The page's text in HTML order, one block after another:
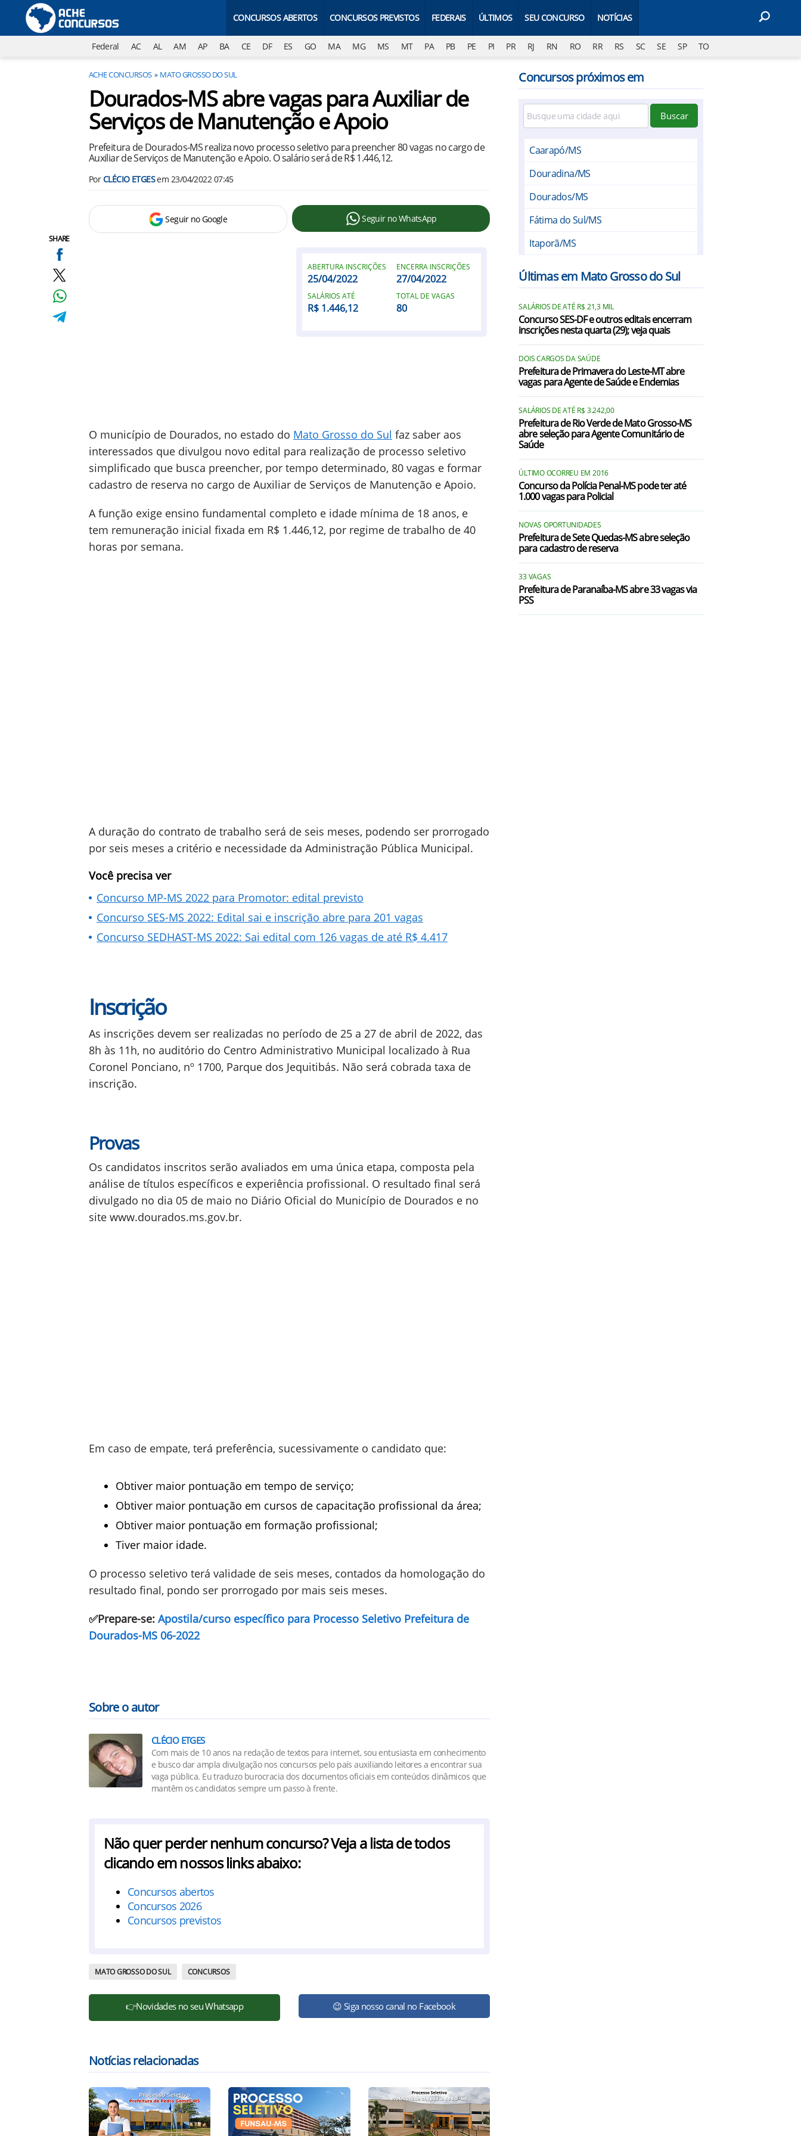
CONCURSOS ABERTOS CONCURSOS PREVISTOS FEDERAIS ÚLTIMOS SEU CONCURSO NOTÍCIAS
Federal AC AL AM AP BA CE DF ES GO MA MG MS MT PA PB PE PI PR RJ RN RO RR RS SC SE SP TO
ACHE CONCURSOS MATO GROSSO DO SUL
SHARE
Dourados-MS abre vagas para Auxiliar de
Serviços de Manutenção e Apoio
Prefeitura de Dourados-MS realiza novo processo seletivo para preencher 80 vagas no cargo de
Auxiliar de Serviços de Manutenção e Apoio. O salário será de R$ 1.446,12.
PorCLÉCIO ETGESem 23/04/2022 07:45
Seguir no Google Seguir no WhatsApp
O município de Dourados, no estado do Mato Grosso do Sul faz saber aos
interessados que divulgou novo edital para realização de processo seletivo
simplificado que busca preencher, por tempo determinado, 80 vagas e formar
cadastro de reserva no cargo de Auxiliar de Serviços de Manutenção e Apoio.
ABERTURA INSCRIÇÕES
25/04/2022
ENCERRA INSCRIÇÕES
27/04/2022
SALÁRIOS ATÉ
R$ 1.446,12
TOTAL DE VAGAS
80
A função exige ensino fundamental completo e idade mínima de 18 anos, e
tem remuneração inicial fixada em R$ 1.446,12, por regime de trabalho de 40
horas por semana.
A duração do contrato de trabalho será de seis meses, podendo ser prorrogado
por seis meses a critério e necessidade da Administração Pública Municipal.
Você precisa ver
Concurso MP-MS 2022 para Promotor: edital previsto
Concurso SES-MS 2022: Edital sai e inscrição abre para 201 vagas
Concurso SEDHAST-MS 2022: Sai edital com 126 vagas de até R$ 4.417
Inscrição
As inscrições devem ser realizadas no período de 25 a 27 de abril de 2022, das
8h às 11h, no auditório do Centro Administrativo Municipal localizado à Rua
Coronel Ponciano, nº 1700, Parque dos Jequitibás. Não será cobrada taxa de
inscrição.
Provas
Os candidatos inscritos serão avaliados em uma única etapa, composta pela
análise de títulos específicos e experiência profissional. O resultado final será
divulgado no dia 05 de maio no Diário Oficial do Município de Dourados e no
site www.dourados.ms.gov.br.
Em caso de empate, terá preferência, sucessivamente o candidato que:
Obtiver maior pontuação em tempo de serviço;
Obtiver maior pontuação em cursos de capacitação profissional da área;
Obtiver maior pontuação em formação profissional;
Tiver maior idade.
O processo seletivo terá validade de seis meses, contados da homologação do
resultado final, pondo ser prorrogado por mais seis meses.
✅Prepare-se: Apostila/curso específico para Processo Seletivo Prefeitura de
Dourados-MS 06-2022
Sobre o autor
CLÉCIO ETGES
Com mais de 10 anos na redação de textos para internet, sou entusiasta em conhecimento
e busco dar ampla divulgação nos concursos pelo país auxiliando leitores a encontrar sua
vaga pública. Eu traduzo burocracia dos documentos oficiais em conteúdos dinâmicos que
mantêm os candidatos sempre um passo à frente.
Não quer perder nenhum concurso? Veja a lista de todos
clicando em nossos links abaixo:
Concursos abertos
Concursos 2026
Concursos previstos
MATO GROSSO DO SUL CONCURSOS
👉Novidades no seu Whatsapp 😉 Siga nosso canal no Facebook
Notícias relacionadas
Concursos próximos em
Buscar
Caarapó/MS
Douradina/MS
Dourados/MS
Fátima do Sul/MS
Itaporã/MS
Vicentina/MS
UFGD/MS
TESTE ONLINE LEO/RS
Últimas em Mato Grosso do Sul
SALÁRIOS DE ATÉ R$ 21,3 MIL
Concurso SES-DF e outros editais encerram
inscrições nesta quarta (29); veja quais
DOIS CARGOS DA SAÚDE
Prefeitura de Primavera do Leste-MT abre
vagas para Agente de Saúde e Endemias
SALÁRIOS DE ATÉ R$ 3.242,00
Prefeitura de Rio Verde de Mato Grosso-MS
abre seleção para Agente Comunitário de
Saúde
ÚLTIMO OCORREU EM 2016
Concurso da Polícia Penal-MS pode ter até
1.000 vagas para Policial
NOVAS OPORTUNIDADES
Prefeitura de Sete Quedas-MS abre seleção
para cadastro de reserva
33 VAGAS
Prefeitura de Paranaíba-MS abre 33 vagas via
PSS